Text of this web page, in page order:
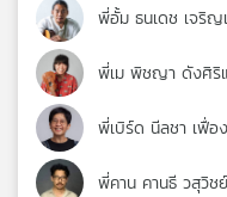
พี่อั้ม ธนเดช เจริญ
พี่เม พิชญา ดังศิริ
พี่เบิร์ด นีลชา เฟื่อ
พี่คาน คานธี วสุวิช